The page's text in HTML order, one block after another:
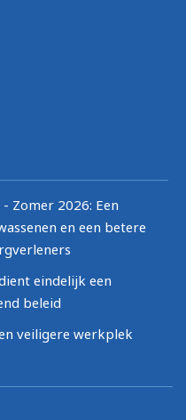
Zomer 2026: Een
en een betere
eindelijk een
beleid
veiligere werkplek